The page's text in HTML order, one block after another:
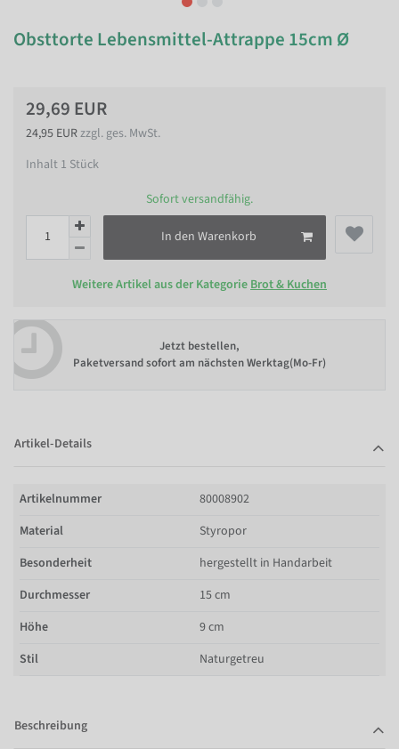
Obsttorte Lebensmittel-Attrappe 15cm Ø
29,69 EUR
24,95 EURzzgl. ges. MwSt.
Inhalt 1 Stück
Sofort versandfähig.
In den Warenkorb
Weitere Artikel aus der Kategorie Brot & Kuchen
Jetzt bestellen,
Paketversand sofort am nächsten Werktag(Mo-Fr)
Artikel-Details
Artikelnummer
80008902
Material
Styropor
Besonderheit
hergestellt in Handarbeit
Durchmesser
15 cm
Höhe
9 cm
Stil
Naturgetreu
Beschreibung